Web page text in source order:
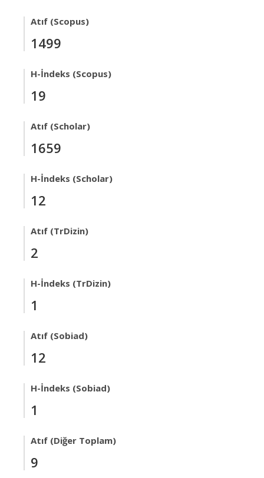
Atıf (Scopus)
1499
H-İndeks (Scopus)
19
Atıf (Scholar)
1659
H-İndeks (Scholar)
12
Atıf (TrDizin)
2
H-İndeks (TrDizin)
1
Atıf (Sobiad)
12
H-İndeks (Sobiad)
1
Atıf (Diğer Toplam)
9